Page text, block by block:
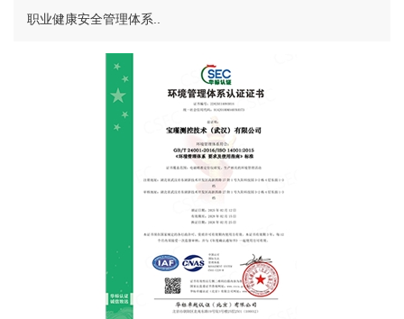
职业健康安全管理体系..